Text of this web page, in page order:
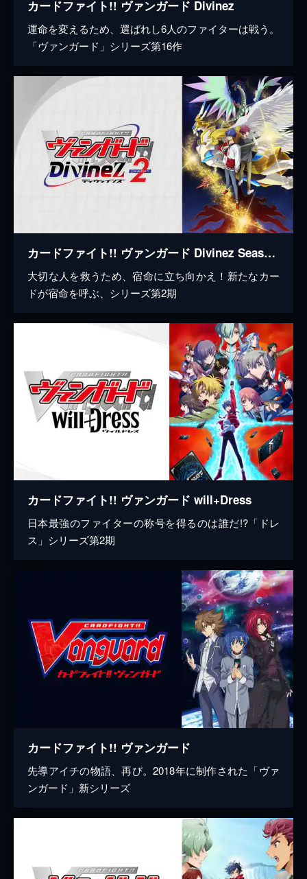
カードファイト!! ヴァンガード Divinez
運命を変えるため、選ばれし6人のファイターは戦う。
「ヴァンガード」シリーズ第16作
カードファイト!! ヴァンガード Divinez Season2
大切な人を救うため、宿命に立ち向かえ！新たなカー
ドが宿命を呼ぶ、シリーズ第2期
カードファイト!! ヴァンガード will+Dress
日本最強のファイターの称号を得るのは誰だ!?「ドレ
ス」シリーズ第2期
カードファイト!! ヴァンガード
先導アイチの物語、再び。2018年に制作された「ヴァ
ンガード」新シリーズ